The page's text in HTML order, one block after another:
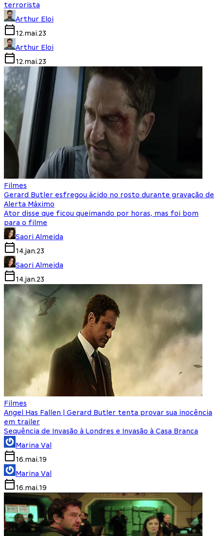
terrorista
Arthur Eloi
12.mai.23
Arthur Eloi
12.mai.23
Filmes
Gerard Butler esfregou ácido no rosto durante gravação de
Alerta Máximo
Ator disse que ficou queimando por horas, mas foi bom
para o filme
Saori Almeida
14.jan.23
Saori Almeida
14.jan.23
Filmes
Angel Has Fallen | Gerard Butler tenta provar sua inocência
em trailer
Sequência de Invasão à Londres e Invasão à Casa Branca
Marina Val
16.mai.19
Marina Val
16.mai.19